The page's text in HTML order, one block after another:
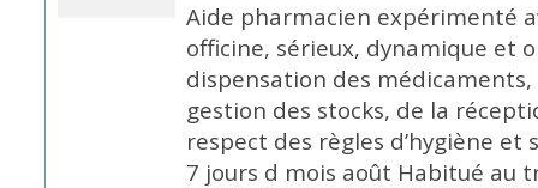
Aide pharmacien expérimenté
officine, sérieux, dynamique et
dispensation des
gestion des stocks, de la
respect des règles d’hygiène
7 jours d mois août Habitué au